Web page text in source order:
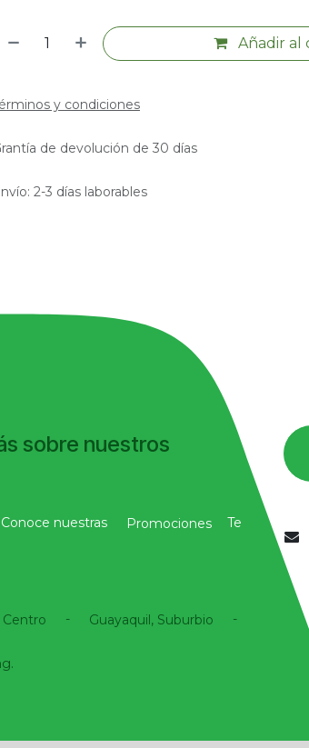
Añadir al
y condiciones
de devolución de 30 días
2-3 días laborables
Centro - Guayaquil, Suburbio -
sobre nuestros
Conoce nuestras Promociones Te